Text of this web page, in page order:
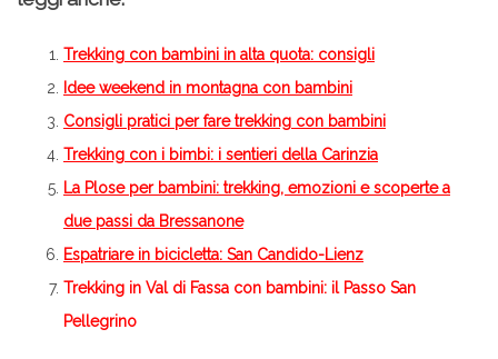
Trekking con bambini in alta quota: consigli
Idee weekend in montagna con bambini
Consigli pratici per fare trekking con bambini
Trekking con i bimbi: i sentieri della Carinzia
La Plose per bambini: trekking, emozioni e scoperte a
due passi da Bressanone
Espatriare in bicicletta: San Candido-Lienz
Trekking in Val di Fassa con bambini: il Passo San
Pellegrino